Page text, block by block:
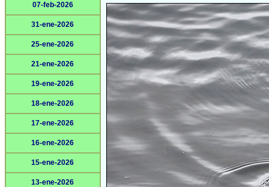
07-feb-2026
31-ene-2026
25-ene-2026
21-ene-2026
19-ene-2026
18-ene-2026
17-ene-2026
16-ene-2026
15-ene-2026
13-ene-2026